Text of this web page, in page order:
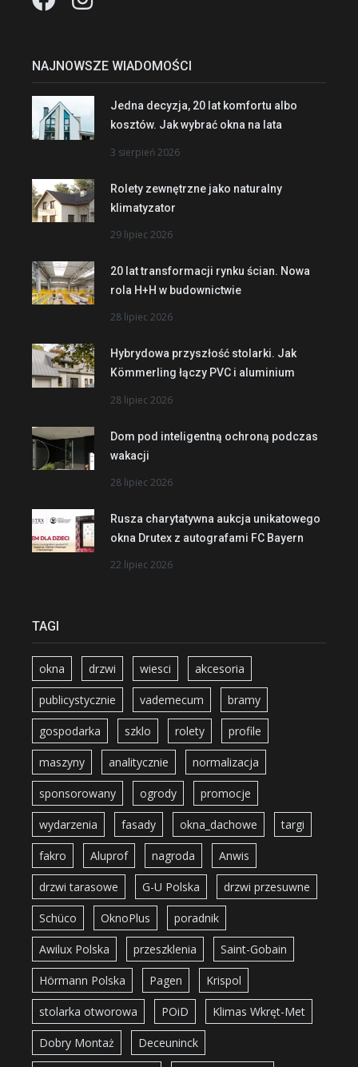
NAJNOWSZE WIADOMOŚCI
Jedna decyzja, 20 lat komfortu albo
kosztów. Jak wybrać okna na lata
3 sierpień 2026
Rolety zewnętrzne jako naturalny
klimatyzator
29 lipiec 2026
20 lat transformacji rynku ścian. Nowa
rola H+H w budownictwie
28 lipiec 2026
Hybrydowa przyszłość stolarki. Jak
Kömmerling łączy PVC i aluminium
28 lipiec 2026
Dom pod inteligentną ochroną podczas
wakacji
28 lipiec 2026
Rusza charytatywna aukcja unikatowego
okna Drutex z autografami FC Bayern
22 lipiec 2026
TAGI
okna drzwi wiesci akcesoria
publicystycznie vademecum bramy
gospodarka szklo rolety profile
maszyny analitycznie normalizacja
sponsorowany ogrody promocje
wydarzenia fasady okna_dachowe targi
fakro Aluprof nagroda Anwis
drzwi tarasowe G-U Polska drzwi przesuwne
Schüco OknoPlus poradnik
Awilux Polska przeszklenia Saint-Gobain
Hörmann Polska Pagen Krispol
stolarka otworowa POiD Klimas Wkręt-Met
Dobry Montaż Deceuninck